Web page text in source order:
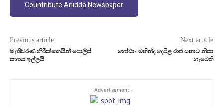
Countribute Anidda Newspaper
Previous article
මැතිවරණ නිරීක්ෂකයින් පොලිස්
සහාය ඉල්ලයි
Next article
ගෝඨා- මහින්ද දෙපිළ රාජ සභාව නිසා
ගැටෙති
- Advertisement -